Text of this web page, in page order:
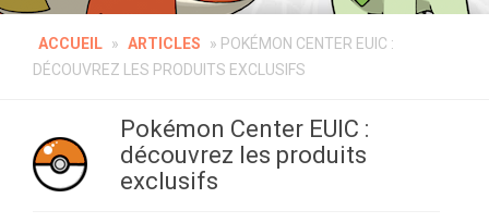
ACCUEIL » ARTICLES » POKÉMON CENTER EUIC :
DÉCOUVREZ LES PRODUITS EXCLUSIFS
Pokémon Center EUIC :
découvrez les produits
exclusifs